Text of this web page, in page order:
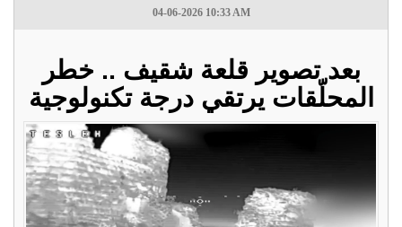
04-06-2026 10:33 AM
بعد تصوير قلعة شقيف .. خطر
المحلّقات يرتقي درجة تكنولوجية